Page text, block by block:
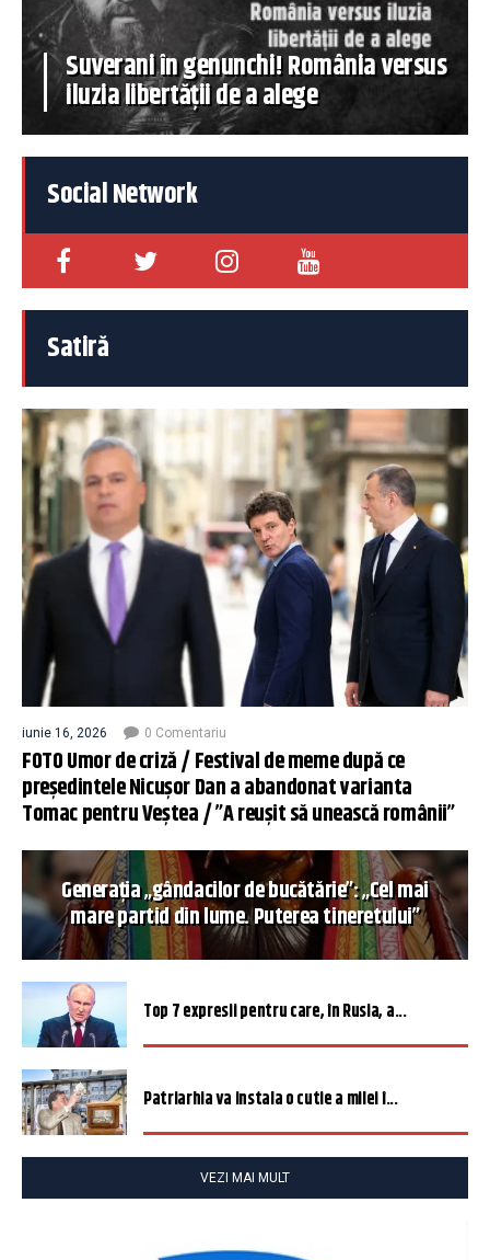
Suverani în genunchi! România versus
iluzia libertății de a alege
Social Network
Satiră
iunie 16, 2026 0 Comentariu
FOTO Umor de criză / Festival de meme după ce
președintele Nicușor Dan a abandonat varianta
Tomac pentru Veștea / ”A reușit să unească românii”
Generația „gândacilor de bucătărie”: „Cel mai
mare partid din lume. Puterea tineretului”
Top 7 expresii pentru care, în Rusia, a...
Patriarhia va instala o cutie a milei î...
VEZI MAI MULT